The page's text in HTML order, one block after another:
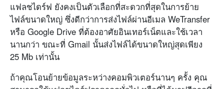
แฟลชไดร์ฟ ยังคงเป็นตัวเลือกที่สะดวกที่สุดในการย้าย
ไฟล์ขนาดใหญ่ ซึ่งดีกว่าการส่งไฟล์ผ่านอีเมล WeTransfer
หรือ Google Drive ที่ต้องอาศัยอินเทอร์เน็ตและใช้เวลา
นานกว่า ขณะที่ Gmail นั้นส่งไฟล์ได้ขนาดใหญ่สุดเพียง
25 Mb เท่านั้น
ถ้าคุณโอนย้ายข้อมูลระหว่างคอมพิวเตอร์นานๆ ครั้ง คุณ